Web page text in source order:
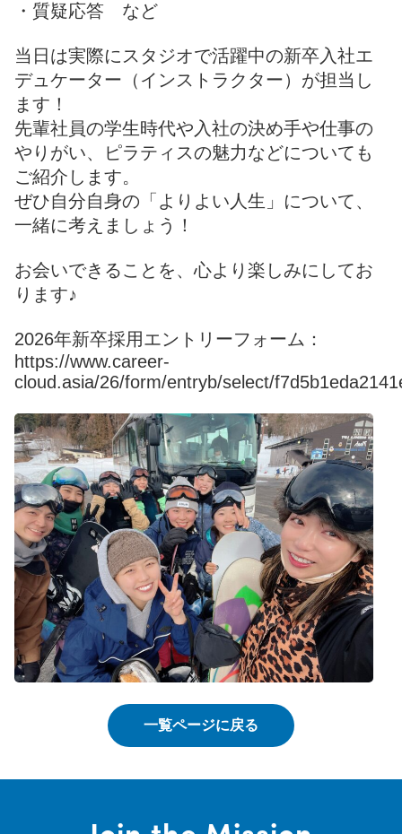
・質疑応答 など
当日は実際にスタジオで活躍中の新卒入社エ
デュケーター（インストラクター）が担当し
ます！
先輩社員の学生時代や入社の決め手や仕事の
やりがい、ピラティスの魅力などについても
ご紹介します。
ぜひ自分自身の「よりよい人生」について、
一緒に考えましょう！
お会いできることを、心より楽しみにしてお
ります♪
2026年新卒採用エントリーフォーム：
https://www.career-
cloud.asia/26/form/entryb/select/
一覧ページに戻る